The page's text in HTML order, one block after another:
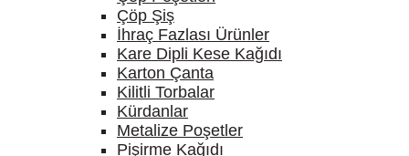
Çöp Şiş
İhraç Fazlası Ürünler
Kare Dipli Kese Kağıdı
Karton Çanta
Kilitli Torbalar
Kürdanlar
Metalize Poşetler
Pişirme Kağıdı